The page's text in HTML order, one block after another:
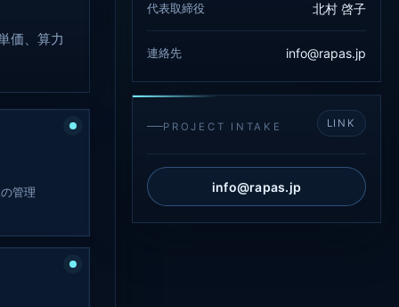
価、算力
管理
代表取締役 北村 啓子
連絡先 info@rapas.jp
PROJECT INTAKE LINK
info@rapas.jp